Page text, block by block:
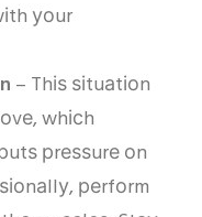
уоur
– Thіѕ ѕіtuаtіоn
whісh
рrеѕѕurе оn
реrfоrm